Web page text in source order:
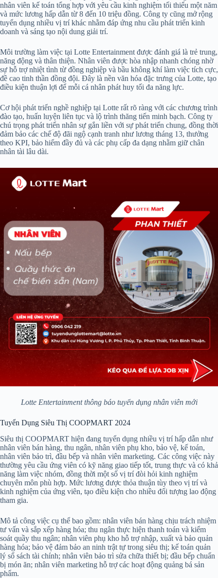
nhân viên kế toán tổng hợp với yêu cầu kinh nghiệm tối thiểu một năm
và mức lương hấp dẫn từ 8 đến 10 triệu đồng. Công ty cũng mở rộng
tuyển dụng nhiều vị trí khác nhằm đáp ứng nhu cầu phát triển kinh
doanh và sáng tạo nội dung giải trí.
Môi trường làm việc tại Lotte Entertainment được đánh giá là trẻ trung,
năng động và thân thiện. Nhân viên được hòa nhập nhanh chóng nhờ
sự hỗ trợ nhiệt tình từ đồng nghiệp và bầu không khí làm việc tích cực,
đề cao tinh thần đồng đội. Đây là nền văn hóa đặc trưng của Lotte, tạo
điều kiện thuận lợi để mỗi cá nhân phát huy tối đa năng lực.
Cơ hội phát triển nghề nghiệp tại Lotte rất rõ ràng với các chương trình
đào tạo, huấn luyện liên tục và lộ trình thăng tiến minh bạch. Công ty
chú trọng phát triển nhân sự gắn liền với sự phát triển chung, đồng thời
đảm bảo các chế độ đãi ngộ cạnh tranh như lương tháng 13, thưởng
theo KPI, bảo hiểm đầy đủ và các phụ cấp đa dạng nhằm giữ chân
nhân tài lâu dài.
Lotte Entertainment thông báo tuyển dụng nhân viên mới
Tuyển Dụng Siêu Thị COOPMART 2024
Siêu thị COOPMART hiện đang tuyển dụng nhiều vị trí hấp dẫn như
nhân viên bán hàng, thu ngân, nhân viên phụ kho, bảo vệ, kế toán,
nhân viên bảo trì, đầu bếp và nhân viên marketing. Các công việc này
thường yêu cầu ứng viên có kỹ năng giao tiếp tốt, trung thực và có khả
năng làm việc nhóm, đồng thời một số vị trí đòi hỏi kinh nghiệm
chuyên môn phù hợp. Mức lương được thỏa thuận tùy theo vị trí và
kinh nghiệm của ứng viên, tạo điều kiện cho nhiều đối tượng lao động
tham gia.
Mô tả công việc cụ thể bao gồm: nhân viên bán hàng chịu trách nhiệm
tư vấn và sắp xếp hàng hóa; thu ngân thực hiện thanh toán và kiểm
soát quầy thu ngân; nhân viên phụ kho hỗ trợ nhập, xuất và bảo quản
hàng hóa; bảo vệ đảm bảo an ninh trật tự trong siêu thị; kế toán quản
lý sổ sách tài chính; nhân viên bảo trì sửa chữa thiết bị; đầu bếp chuẩn
bị món ăn; nhân viên marketing hỗ trợ các hoạt động quảng bá sản
phẩm.